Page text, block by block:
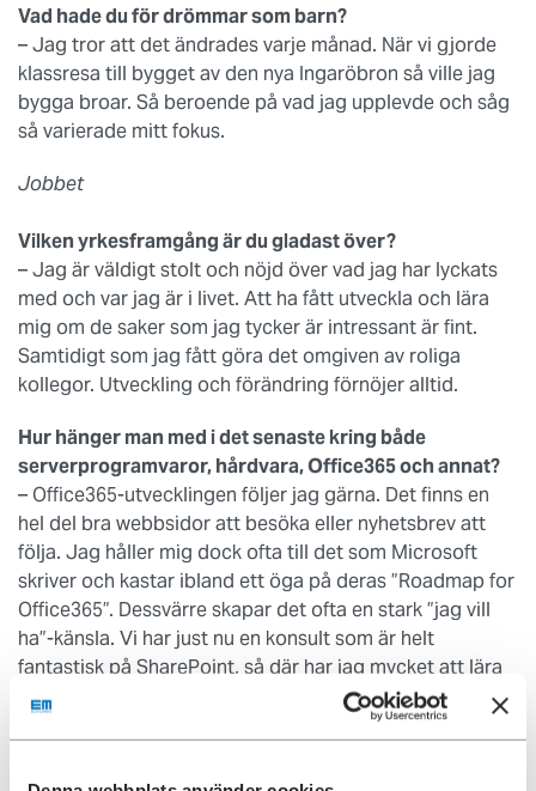
Vad hade du för drömmar som barn?
– Jag tror att det ändrades varje månad. När vi gjorde
klassresa till bygget av den nya Ingaröbron så ville jag
bygga broar. Så beroende på vad jag upplevde och såg
så varierade mitt fokus.
Jobbet
Vilken yrkesframgång är du gladast över?
– Jag är väldigt stolt och nöjd över vad jag har lyckats
med och var jag är i livet. Att ha fått utveckla och lära
mig om de saker som jag tycker är intressant är fint.
Samtidigt som jag fått göra det omgiven av roliga
kollegor. Utveckling och förändring förnöjer alltid.
Hur hänger man med i det senaste kring både
serverprogramvaror, hårdvara, Office365 och annat?
– Office365-utvecklingen följer jag gärna. Det finns en
hel del bra webbsidor att besöka eller nyhetsbrev att
följa. Jag håller mig dock ofta till det som Microsoft
skriver och kastar ibland ett öga på deras ”Roadmap for
Office365”. Dessvärre skapar det ofta en stark ”jag vill
ha”-känsla. Vi har just nu en konsult som är helt
fantastisk på SharePoint, så där har jag mycket att lära
och passar på att få ny kompetens.
Vilket är favoritprogrammet i Office365?